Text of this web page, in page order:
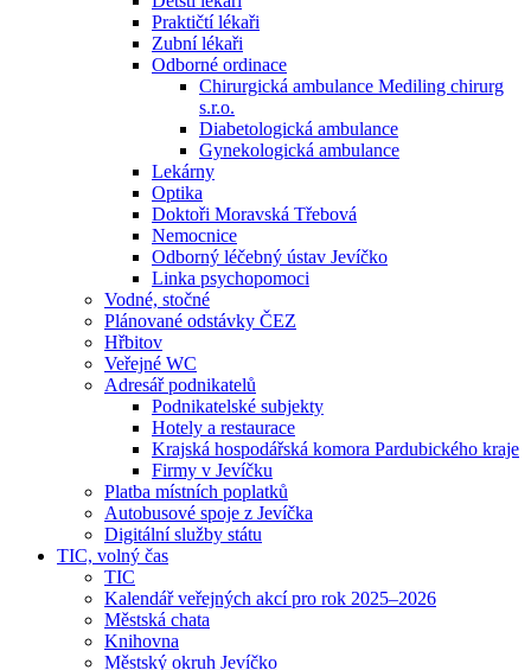
Praktičtí lékaři
Zubní lékaři
Odborné ordinace
Chirurgická ambulance Mediling chirurg
s.r.o.
Diabetologická ambulance
Gynekologická ambulance
Lekárny
Optika
Doktoři Moravská Třebová
Nemocnice
Odborný léčebný ústav Jevíčko
Linka psychopomoci
Vodné, stočné
Plánované odstávky ČEZ
Hřbitov
Veřejné WC
Adresář podnikatelů
Podnikatelské subjekty
Hotely a restaurace
Krajská hospodářská komora Pardubického kraje
Firmy v Jevíčku
Platba místních poplatků
Autobusové spoje z Jevíčka
Digitální služby státu
TIC, volný čas
TIC
Kalendář veřejných akcí pro rok 2025–2026
Městská chata
Knihovna
Městský okruh Jevíčko